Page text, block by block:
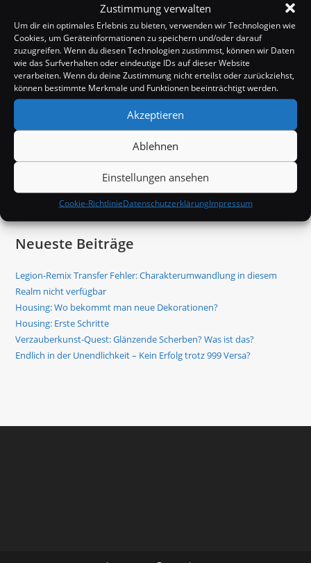
Zustimmung verwalten
Um dir ein optimales Erlebnis zu bieten, verwenden wir Technologien wie
Cookies, um Geräteinformationen zu speichern und/oder darauf
zuzugreifen. Wenn du diesen Technologien zustimmst, können wir Daten
wie das Surfverhalten oder eindeutige IDs auf dieser Website
verarbeiten. Wenn du deine Zustimmung nicht erteilst oder zurückziehst,
können bestimmte Merkmale und Funktionen beeinträchtigt werden.
Akzeptieren
Ablehnen
Einstellungen ansehen
Cookie-RichtlinieDatenschutzerklärungImpressum
veröffentlicht:
Kommentare:
0 Kommentare
Blizzard hat den offiziellen Termin für das Release
von "Visions of N'Zoth", des dritten großen Content-
Patches von Battle for Azeroth, bekannt gegeben,
hierzulande wird Patch 8.3 am 15. Januar 2020…
Visions
N’Zoth
Kommt
Am
Januar
Neueste Beiträge
Legion-Remix Transfer Fehler: Charakterumwandlung in diesem
Realm nicht verfügbar
Housing: Wo bekommt man neue Dekorationen?
Housing: Erste Schritte
Verzauberkunst-Quest: Glänzende Scherben? Was ist das?
Endlich in der Unendlichkeit – Kein Erfolg trotz 999 Versa?